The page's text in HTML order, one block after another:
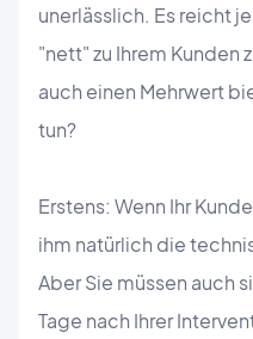
unerlässlich. Es reicht
"nett" zu Ihrem Kunden
auch einen Mehrwert
tun?
Erstens: Wenn Ihr
ihm natürlich die
Aber Sie müssen auch
Tage nach Ihrer